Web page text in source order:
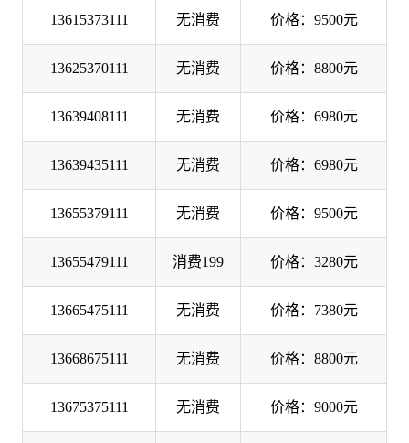
13615373111 无消费 价格：9500元
13625370111 无消费 价格：8800元
13639408111 无消费 价格：6980元
13639435111 无消费 价格：6980元
13655379111 无消费 价格：9500元
13655479111 消费199 价格：3280元
13665475111 无消费 价格：7380元
13668675111 无消费 价格：8800元
13675375111 无消费 价格：9000元